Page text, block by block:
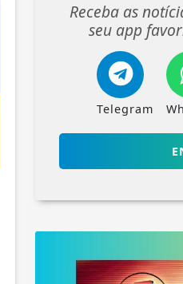
Receba as
seu app
Telegram